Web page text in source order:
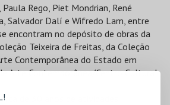
Rego, Piet Mondrian, René
Salvador Dalí e Wifredo Lam, entre
encontram no depósito de obras da
Teixeira de Freitas, da Coleção
Contemporânea do Estado em
Arte Contemporânea/Centro Cultural
de 30 anos de atividades